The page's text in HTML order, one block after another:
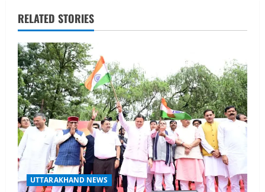
a
v
i
g
a
t
i
RELATED STORIES
UTTARAKHAND NEWS